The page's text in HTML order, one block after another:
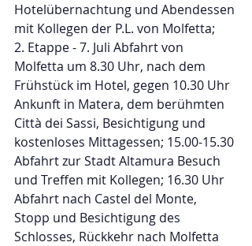
Hotelübernachtung und Abendessen
mit Kollegen der P.L. von Molfetta;
2. Etappe - 7. Juli Abfahrt von
Molfetta um 8.30 Uhr, nach dem
Frühstück im Hotel, gegen 10.30 Uhr
Ankunft in Matera, dem berühmten
Città dei Sassi, Besichtigung und
kostenloses Mittagessen; 15.00-15.30
Abfahrt zur Stadt Altamura Besuch
und Treffen mit Kollegen; 16.30 Uhr
Abfahrt nach Castel del Monte,
Stopp und Besichtigung des
Schlosses, Rückkehr nach Molfetta